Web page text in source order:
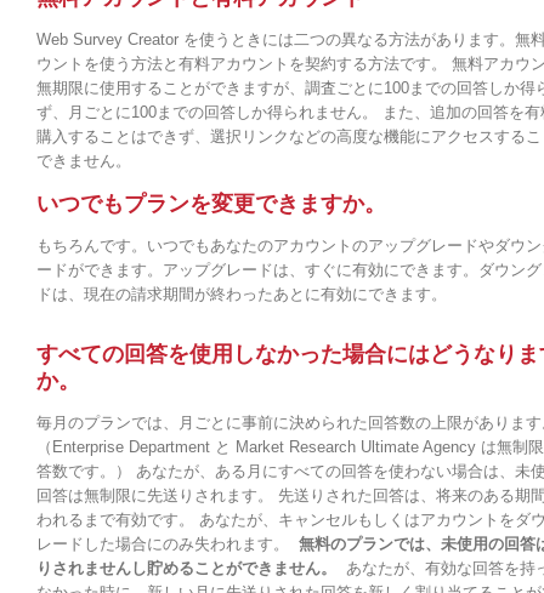
Web Survey Creator を使うときには二つの異なる方法があります。無
ウントを使う方法と有料アカウントを契約する方法です。 無料アカウ
無期限に使用することができますが、調査ごとに100までの回答しか得
ず、月ごとに100までの回答しか得られません。 また、追加の回答を有
購入することはできず、選択リンクなどの高度な機能にアクセスする
できません。
いつでもプランを変更できますか。
もちろんです。いつでもあなたのアカウントのアップグレードやダウ
ードができます。アップグレードは、すぐに有効にできます。ダウン
ドは、現在の請求期間が終わったあとに有効にできます。
すべての回答を使用しなかった場合にはどうなりま
か。
毎月のプランでは、月ごとに事前に決められた回答数の上限がありま
（Enterprise Department と Market Research Ultimate Agency は無制
答数です。） あなたが、ある月にすべての回答を使わない場合は、未
回答は無制限に先送りされます。 先送りされた回答は、将来のある期
われるまで有効です。 あなたが、キャンセルもしくはアカウントをダ
レードした場合にのみ失われます。 無料のプランでは、未使用の回答
りされませんし貯めることができません。
あなたが、有効な回答を持